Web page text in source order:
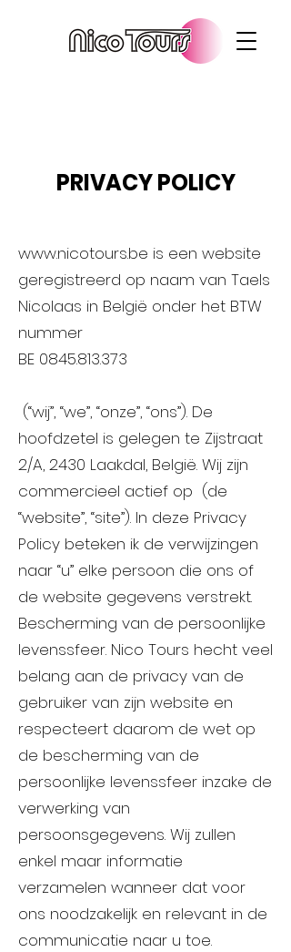
PRIVACY POLICY
www.nicotours.be is een website
geregistreerd op naam van Taels
Nicolaas in België onder het BTW
nummer
BE 0845.813.373
(“wij”, “we”, “onze”, “ons”). De
hoofdzetel is gelegen te Zijstraat
2/A, 2430 Laakdal, België. Wij zijn
commercieel actief op (de
“website”, “site”). In deze Privacy
Policy beteken ik de verwijzingen
naar “u” elke persoon die ons of
de website gegevens verstrekt.
Bescherming van de persoonlijke
levenssfeer. Nico Tours hecht veel
belang aan de privacy van de
gebruiker van zijn website en
respecteert daarom de wet op
de bescherming van de
persoonlijke levenssfeer inzake de
verwerking van
persoonsgegevens. Wij zullen
enkel maar informatie
verzamelen wanneer dat voor
ons noodzakelijk en relevant in de
communicatie naar u toe.